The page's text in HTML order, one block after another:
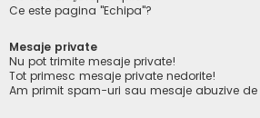
Ce este pagina "Echipa"?
Mesaje private
Nu pot trimite mesaje private!
Tot primesc mesaje private nedorite!
Am primit spam-uri sau mesaje abuzive